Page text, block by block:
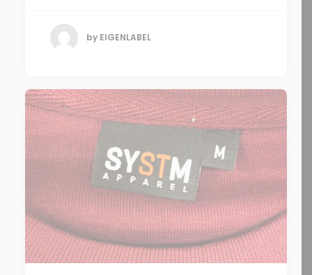
by EIGENLABEL